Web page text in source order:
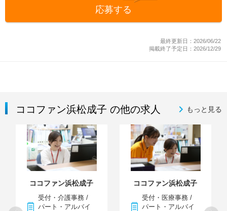
応募する
最終更新日：2026/06/22
掲載終了予定日：2026/12/29
ココファン浜松成子 の他の求人 もっと見る
ココファン浜松成子
受付・介護事務 /
パート・アルバイ
ココファン浜松成子
受付・医療事務 /
パート・アルバイ